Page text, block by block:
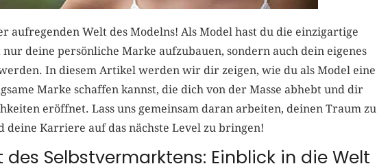
aufregenden Welt des Modelns! Als Model hast du​ die‍ einzigartige
⁢deine⁢ persönliche ⁣Marke aufzubauen, sondern auch dein eigenes
In diesem Artikel werden wir dir ⁢zeigen, wie du als Model eine
Marke schaffen​ kannst, die dich von der⁤ Masse abhebt ‍und ⁤dir
eröffnet. Lass‍ uns gemeinsam daran​ arbeiten, deinen Traum zu
⁢Karriere⁣ auf ⁢das nächste Level‌ zu ​bringen!
⁣des ​Selbstvermarktens: ⁢Einblick in⁢ die Welt